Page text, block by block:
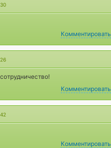
Комментировать
Комментировать
Комментировать